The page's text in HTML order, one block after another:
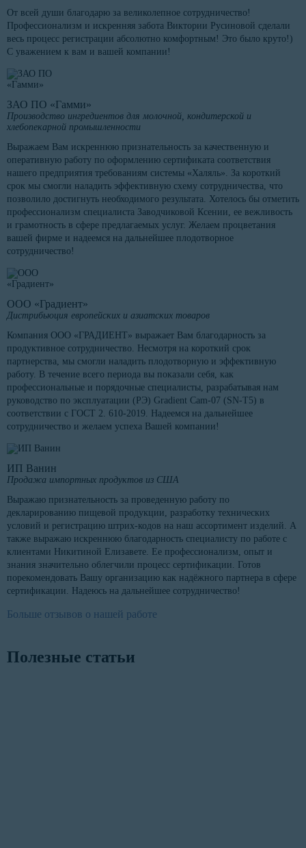
От всей души благодарю за великолепное сотрудничество!
Профессионализм и искренняя забота Виктории Русиновой сделали
весь процесс регистрации абсолютно комфортным! Это было круто!)
С уважением к вам и вашей компании!
ЗАО ПО «Гамми»
Производство ингредиентов для молочной, кондитерской и
хлебопекарной промышленности
Выражаем Вам искреннюю признательность за качественную и
оперативную работу по оформлению сертификата соответствия
нашего предприятия требованиям системы «Халяль». За короткий
срок мы смогли наладить эффективную схему сотрудничества, что
позволило достигнуть необходимого результата. Хотелось бы отметить
профессионализм специалиста Заводчиковой Ксении, ее вежливость
и грамотность в сфере предлагаемых услуг. Желаем процветания
вашей фирме и надеемся на дальнейшее плодотворное
сотрудничество!
ООО «Градиент»
Дистрибьюция европейских и азиатских товаров
Компания ООО «ГРАДИЕНТ» выражает Вам благодарность за
продуктивное сотрудничество. Несмотря на короткий срок
партнерства, мы смогли наладить плодотворную и эффективную
работу. В течение всего периода вы показали себя, как
профессиональные и порядочные специалисты, разрабатывая нам
руководство по эксплуатации (РЭ) Gradient Cam-07 (SN-T5) в
соответствии с ГОСТ 2. 610-2019. Надеемся на дальнейшее
сотрудничество и желаем успеха Вашей компании!
ИП Ванин
Продажа импортных продуктов из США
Выражаю признательность за проведенную работу по
декларированию пищевой продукции, разработку технических
условий и регистрацию штрих-кодов на наш ассортимент изделий. А
также выражаю искреннюю благодарность специалисту по работе с
клиентами Никитиной Елизавете. Ее профессионализм, опыт и
знания значительно облегчили процесс сертификации. Готов
порекомендовать Вашу организацию как надёжного партнера в сфере
сертификации. Надеюсь на дальнейшее сотрудничество!
Больше отзывов о нашей работе
Полезные статьи